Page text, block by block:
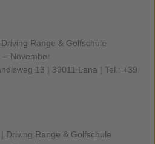
Range & Golfschule
– November
13 | 39011 Lana | Tel.: +39
Driving Range & Golfschule